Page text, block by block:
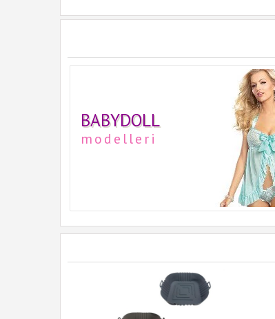
BABYDOLL
modelleri